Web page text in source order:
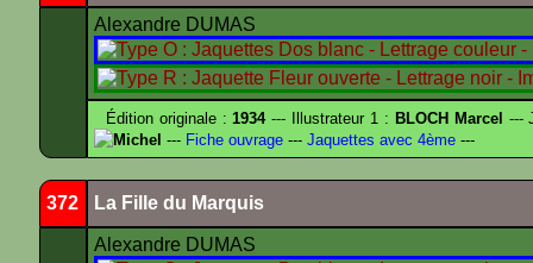
Alexandre DUMAS
Édition originale :1934--- Illustrateur 1 : BLOCH Marcel ---
Michel --- Fiche ouvrage --- Jaquettes avec 4ème ---
372 La Fille du Marquis
Alexandre DUMAS